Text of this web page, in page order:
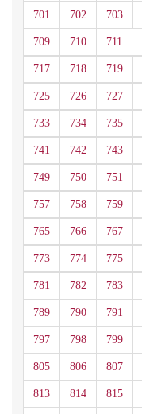
701 702 703
709 710 711
717 718 719
725 726 727
733 734 735
741 742 743
749 750 751
757 758 759
765 766 767
773 774 775
781 782 783
789 790 791
797 798 799
805 806 807
813 814 815